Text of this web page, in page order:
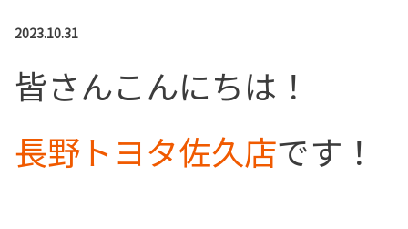
2023.10.31
皆さんこんにちは！
長野トヨタ佐久店です！